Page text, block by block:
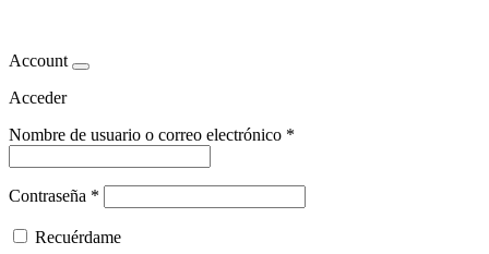
Account
Acceder
Nombre de usuario o correo electrónico *
Contraseña *
Recuérdame